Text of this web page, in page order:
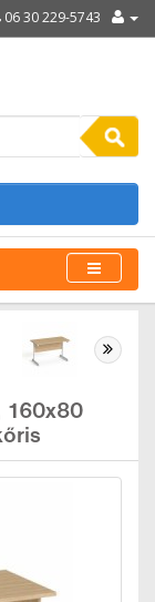
06 30 229-5743
160x80